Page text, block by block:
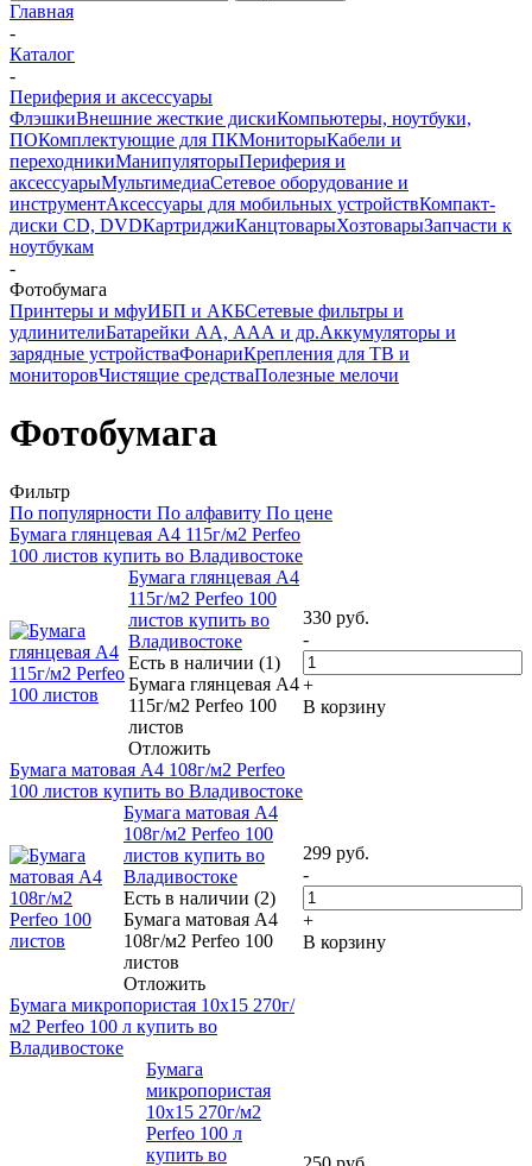
Главная
-
Каталог
-
Периферия и аксессуары
ФлэшкиВнешние жесткие дискиКомпьютеры, ноутбуки,
ПОКомплектующие для ПКМониторыКабели и
переходникиМанипуляторыПериферия и
аксессуарыМультимедиаСетевое оборудование и
инструментАксессуары для мобильных устройствКомпакт-
диски CD, DVDКартриджиКанцтоварыХозтоварыЗапчасти к
ноутбукам
-
Фотобумага
Принтеры и мфуИБП и АКБСетевые фильтры и
удлинителиБатарейки АА, ААА и др.Аккумуляторы и
зарядные устройстваФонариКрепления для ТВ и
мониторовЧистящие средстваПолезные мелочи
Фотобумага
Фильтр
По популярности По алфавиту По цене
Бумага глянцевая A4 115г/м2 Perfeo
100 листов купить во Владивостоке
Бумага глянцевая A4
115г/м2 Perfeo 100
листов купить во
Владивостоке
Есть в наличии (1)
Бумага глянцевая A4
115г/м2 Perfeo 100
листов
Отложить
330 руб.
-
+
В корзину
Бумага матовая A4 108г/м2 Perfeo
100 листов купить во Владивостоке
Бумага матовая A4
108г/м2 Perfeo 100
листов купить во
Владивостоке
Есть в наличии (2)
Бумага матовая A4
108г/м2 Perfeo 100
листов
Отложить
299 руб.
-
+
В корзину
Бумага микропористая 10x15 270г/
м2 Perfeo 100 л купить во
Владивостоке
Бумага
микропористая
10x15 270г/м2
Perfeo 100 л
купить во